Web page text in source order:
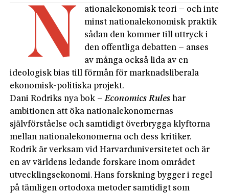
N
ationalekonomisk teori – och inte
minst nationalekonomisk praktik
sådan den kommer till uttryck i
den offentliga debatten – anses
av många också lida av en
ideologisk bias till förmån för marknadsliberala
ekonomisk-politiska projekt.
Dani Rodriks nya bok –Economics Rules har
ambitionen att öka nationalekonomernas
självförståelse och samtidigt överbrygga klyftorna
mellan nationalekonomerna och dess kritiker.
Rodrik är verksam vid Harvarduniversitetet och är
en av världens ledande forskare inom området
utvecklingsekonomi. Hans forskning bygger i regel
på tämligen ortodoxa metoder samtidigt som